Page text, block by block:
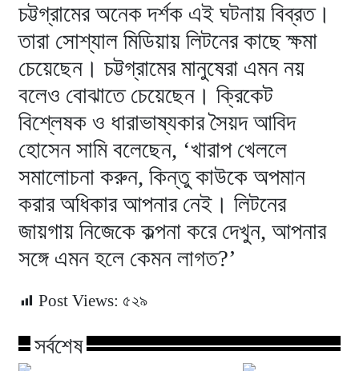
চট্টগ্রামের অনেক দর্শক এই ঘটনায় বিব্রত।
তারা সোশ্যাল মিডিয়ায় লিটনের কাছে ক্ষমা
চেয়েছেন। চট্টগ্রামের মানুষেরা এমন নয়
বলেও বোঝাতে চেয়েছেন। ক্রিকেট
বিশ্লেষক ও ধারাভাষ্যকার সৈয়দ আবিদ
হোসেন সামি বলেছেন, ‘খারাপ খেললে
সমালোচনা করুন, কিন্তু কাউকে অপমান
করার অধিকার আপনার নেই। লিটনের
জায়গায় নিজেকে কল্পনা করে দেখুন, আপনার
সঙ্গে এমন হলে কেমন লাগত?’
Post Views: ৫২৯
সর্বশেষ